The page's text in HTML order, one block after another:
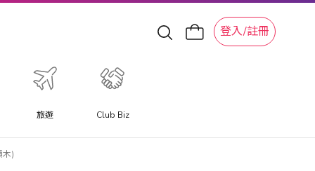
登入/註冊
旅遊 Club Biz
木)